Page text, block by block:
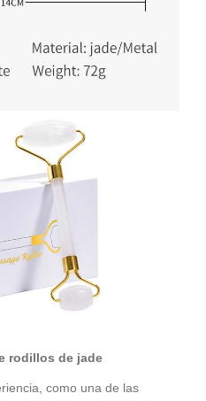
rodillos de jade
como una de las